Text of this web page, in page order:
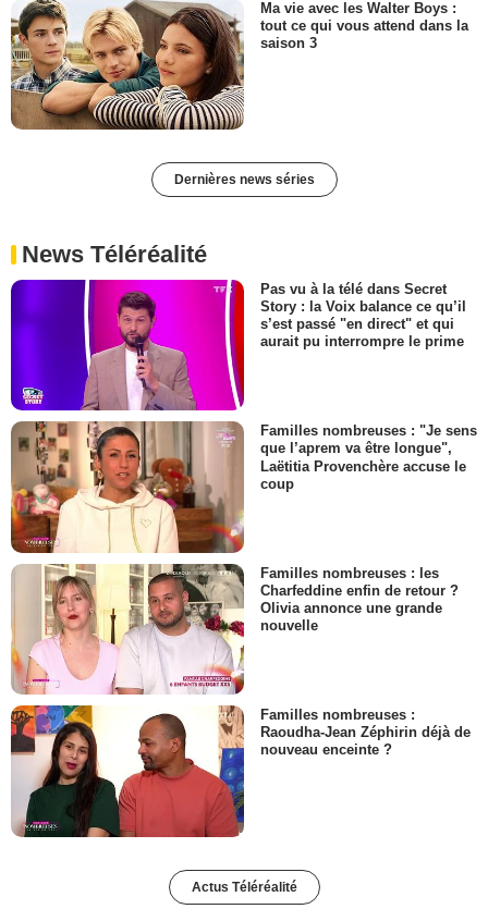
Ma vie avec les Walter Boys :
tout ce qui vous attend dans la
saison 3
Dernières news séries
News Téléréalité
Pas vu à la télé dans Secret
Story : la Voix balance ce qu’il
s’est passé "en direct" et qui
aurait pu interrompre le prime
Familles nombreuses : "Je sens
que l’aprem va être longue",
Laëtitia Provenchère accuse le
coup
Familles nombreuses : les
Charfeddine enfin de retour ?
Olivia annonce une grande
nouvelle
Familles nombreuses :
Raoudha-Jean Zéphirin déjà de
nouveau enceinte ?
Actus Téléréalité